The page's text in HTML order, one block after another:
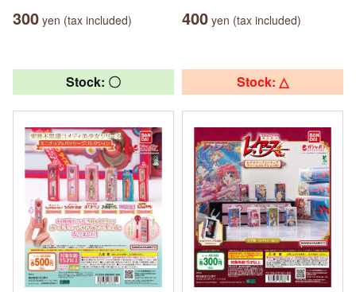
300 yen (tax included) 400 yen (tax included)
Stock: 〇 Stock: △